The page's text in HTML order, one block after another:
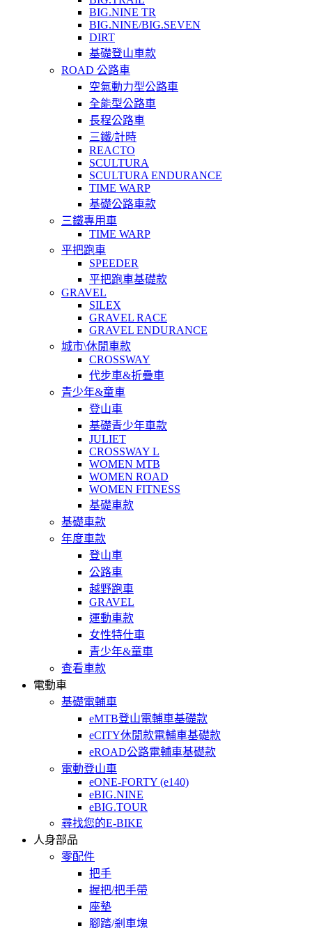
BIG.NINE TR
BIG.NINE/BIG.SEVEN
DIRT
基礎登山車款
ROAD 公路車
空氣動力型公路車
全能型公路車
長程公路車
三鐵/計時
REACTO
SCULTURA
SCULTURA ENDURANCE
TIME WARP
基礎公路車款
三鐵專用車
TIME WARP
平把跑車
SPEEDER
平把跑車基礎款
GRAVEL
SILEX
GRAVEL RACE
GRAVEL ENDURANCE
城市\休閒車款
CROSSWAY
代步車&折疊車
青少年&童車
登山車
基礎青少年車款
JULIET
CROSSWAY L
WOMEN MTB
WOMEN ROAD
WOMEN FITNESS
基礎車款
基礎車款
年度車款
登山車
公路車
越野跑車
GRAVEL
運動車款
女性特仕車
青少年&童車
查看車款
電動車
基礎電輔車
eMTB登山電輔車基礎款
eCITY休閒款電輔車基礎款
eROAD公路電輔車基礎款
電動登山車
eONE-FORTY (e140)
eBIG.NINE
eBIG.TOUR
尋找您的E-BIKE
人身部品
零配件
把手
握把/把手帶
座墊
腳踏/剎車塊